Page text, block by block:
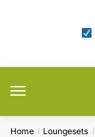
Home / Loungesets /